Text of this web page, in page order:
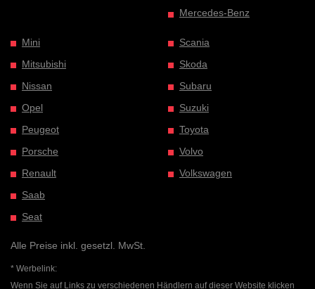
Mercedes-Benz
Mini
Mitsubishi
Nissan
Opel
Peugeot
Porsche
Renault
Saab
Seat
Scania
Skoda
Subaru
Suzuki
Toyota
Volvo
Volkswagen
Alle Preise inkl. gesetzl. MwSt.
* Werbelink:
Wenn Sie auf Links zu verschiedenen Händlern auf dieser Website klicken